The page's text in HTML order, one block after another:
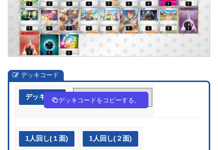
デッキコード
デッキ作成 FkV5V5-Qiqy66-fVvdkv
デッキコードをコピーする。
1人回し(１面) 1人回し(２面)